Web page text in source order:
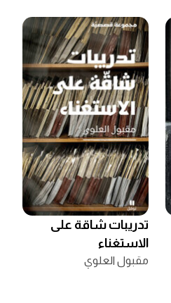
تدريبات شاقة على
الاستغناء
مقبول العلوي